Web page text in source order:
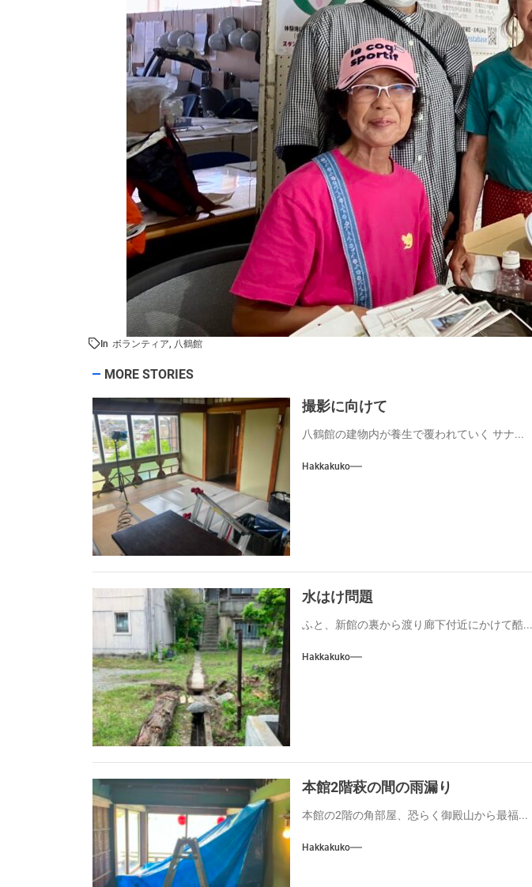
In ボランティア, 八鶴館
MORE STORIES
撮影に向けて
八鶴館の建物内が養生で覆われていく サナ...
Hakkakuko
水はけ問題
ふと、新館の裏から渡り廊下付近にかけて酷...
Hakkakuko
本館2階萩の間の雨漏り
本館の2階の角部屋、恐らく御殿山から最福...
Hakkakuko